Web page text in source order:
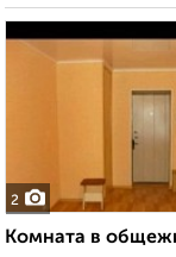
2
Комната в